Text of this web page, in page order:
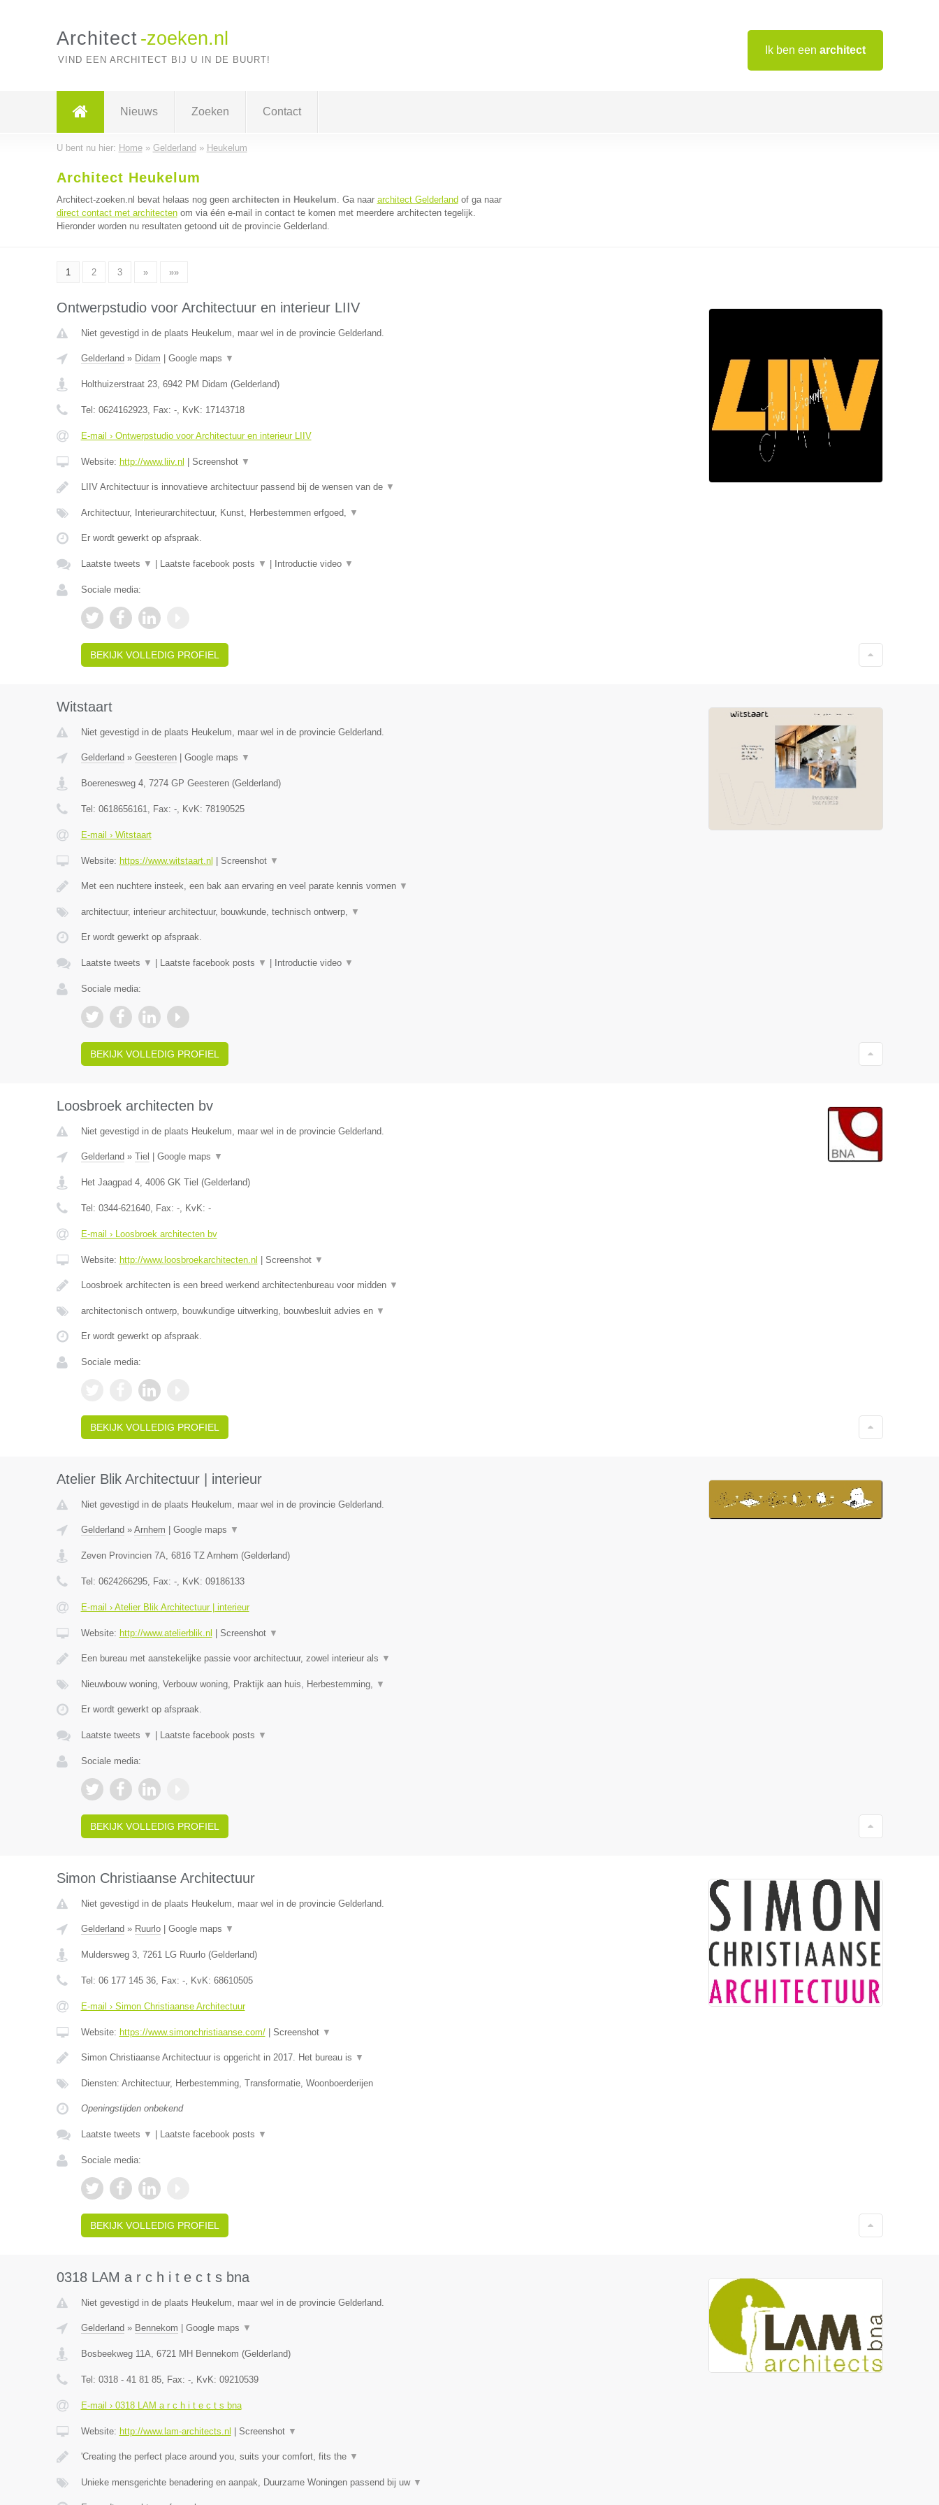
Ik ben een architect
Architect -zoeken.nl
VIND EEN ARCHITECT BIJ U IN DE BUURT!
Nieuws Zoeken Contact
U bent nu hier: Home» Gelderland » Heukelum
Architect Heukelum
Architect-zoeken.nl bevat helaas nog geen architecten in Heukelum. Ga naar architect Gelderland of ga naar
direct contact met architectenom via één e-mail in contact te komen met meerdere architecten tegelijk.
Hieronder worden nu resultaten getoond uit de provincie Gelderland.
1 2 3 » »»
Ontwerpstudio voor Architectuur en interieur LIIV
Niet gevestigd in de plaats Heukelum, maar wel in de provincie Gelderland.
Gelderland » Didam Google maps ▼
Holthuizerstraat 23, 6942 PM Didam (Gelderland)
Tel: 0624162923, Fax: -, KvK: 17143718
E-mail › Ontwerpstudio voor Architectuur en interieur LIIV
Website: http://www.liiv.nl Screenshot ▼
LIIV Architectuur is innovatieve architectuur passend bij de wensen van de ▼
Architectuur, Interieurarchitectuur, Kunst, Herbestemmen erfgoed, ▼
Er wordt gewerkt op afspraak.
Laatste tweets ▼ Laatste facebook posts ▼ Introductie video ▼
Sociale media:
BEKIJK VOLLEDIG PROFIEL
Witstaart
Niet gevestigd in de plaats Heukelum, maar wel in de provincie Gelderland.
Gelderland » Geesteren| Google maps ▼
Boerenesweg 4, 7274 GP Geesteren(Gelderland)
Tel: 0618656161, Fax: -, KvK: 78190525
E-mail › Witstaart
Website: https://www.witstaart.nl Screenshot ▼
Met een nuchtere insteek, een bak aan ervaring en veel parate kennis vormen ▼
architectuur, interieur architectuur, bouwkunde, technisch ontwerp, ▼
Er wordt gewerkt op afspraak.
Laatste tweets ▼ Laatste facebook posts ▼ Introductie video ▼
Sociale media:
BEKIJK VOLLEDIG PROFIEL
Loosbroek architecten bv
Niet gevestigd in de plaats Heukelum, maar wel in de provincie Gelderland.
Gelderland » Tiel Google maps ▼
Het Jaagpad 4, 4006 GK Tiel (Gelderland)
Tel: 0344-621640, Fax: -, KvK: -
E-mail › Loosbroek architecten bv
Website: http://www.loosbroekarchitecten.nl Screenshot ▼
Loosbroek architecten is een breed werkend architectenbureau voor midden ▼
architectonisch ontwerp, bouwkundige uitwerking, bouwbesluit advies en ▼
Er wordt gewerkt op afspraak.
Sociale media:
BEKIJK VOLLEDIG PROFIEL
Atelier Blik Architectuur | interieur
Niet gevestigd in de plaats Heukelum, maar wel in de provincie Gelderland.
Gelderland » Arnhem Google maps ▼
Zeven Provincien 7A, 6816 TZ Arnhem (Gelderland)
Tel: 0624266295, Fax: -, KvK: 09186133
E-mail › Atelier Blik Architectuur | interieur
Website: http://www.atelierblik.nl Screenshot ▼
Een bureau met aanstekelijke passie voor architectuur, zowel interieur als ▼
Nieuwbouw woning, Verbouw woning, Praktijk aan huis, Herbestemming, ▼
Er wordt gewerkt op afspraak.
Laatste tweets ▼ Laatste facebook posts ▼
Sociale media:
BEKIJK VOLLEDIG PROFIEL
Simon Christiaanse Architectuur
Niet gevestigd in de plaats Heukelum, maar wel in de provincie Gelderland.
Gelderland » Ruurlo| Google maps ▼
Muldersweg 3, 7261 LG Ruurlo(Gelderland)
Tel: 06 177 145 36, Fax: -, KvK: 68610505
E-mail › Simon Christiaanse Architectuur
Website: https://www.simonchristiaanse.com/| Screenshot ▼
Simon Christiaanse Architectuur is opgericht in 2017. Het bureau is ▼
Diensten: Architectuur, Herbestemming, Transformatie, Woonboerderijen
Openingstijden onbekend
Laatste tweets ▼ Laatste facebook posts ▼
Sociale media:
BEKIJK VOLLEDIG PROFIEL
0318 LAM a r c h i t e c t s bna
Niet gevestigd in de plaats Heukelum, maar wel in de provincie Gelderland.
Gelderland » Bennekom Google maps ▼
Bosbeekweg 11A, 6721 MH Bennekom (Gelderland)
Tel: 0318 - 41 81 85, Fax: -, KvK: 09210539
E-mail › 0318 LAM a r c h i t e c t s bna
Website: http://www.lam-architects.nl Screenshot ▼
'Creating the perfect place around you, suits your comfort, fits the ▼
Unieke mensgerichte benadering en aanpak, Duurzame Woningen passend bij uw ▼